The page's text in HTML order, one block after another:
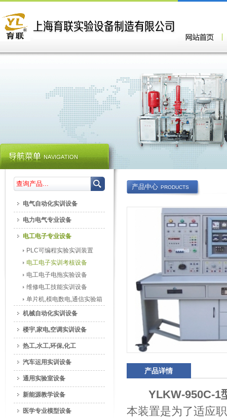
产品中心 PRODUCTS
产品详情
YLKW-950C-1
本装置是为了适应
电气自动化实训设备
电力电气专业设备
电工电子专业设备
PLC可编程实验实训装置
电工电子实训考核设备
电工电子电拖实验设备
维修电工技能实训设备
单片机,模电数电,通信实验箱
机械自动化实训设备
楼宇,家电,空调实训设备
热工,水工,环保,化工
汽车运用实训设备
通用实验室设备
新能源教学设备
医学专业模型设备